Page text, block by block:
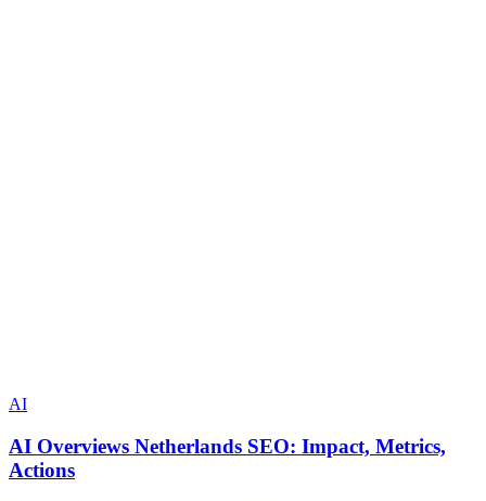
AI
AI Overviews Netherlands SEO: Impact, Metrics,
Actions